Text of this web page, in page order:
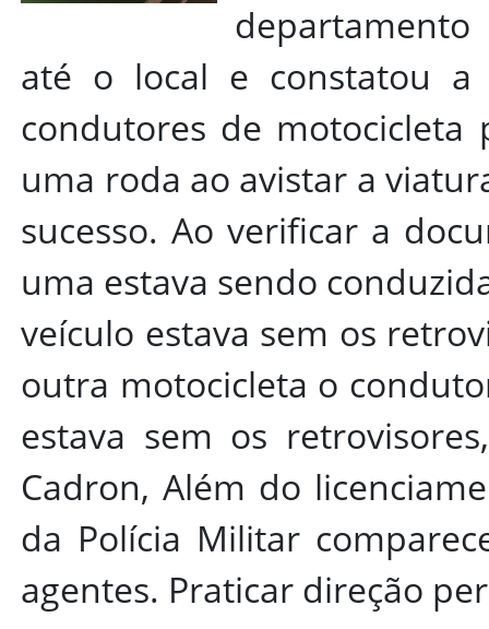
até o local e constatou a
condutores de motocicleta
uma roda ao avistar a
sucesso. Ao verificar a
uma estava sendo
veículo estava sem os
outra motocicleta o
estava sem os
Cadron, Além do
da Polícia Militar
agentes. Praticar direção